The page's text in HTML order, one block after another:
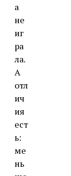
а
не
иг
ра
ла.
А
отл
ич
ия
ест
ь:
ме
нь